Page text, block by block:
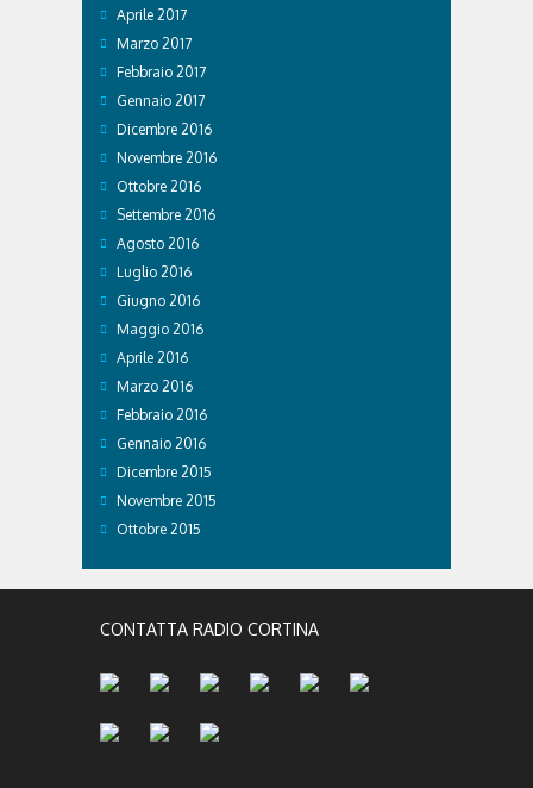
Aprile 2017
Marzo 2017
Febbraio 2017
Gennaio 2017
Dicembre 2016
Novembre 2016
Ottobre 2016
Settembre 2016
Agosto 2016
Luglio 2016
Giugno 2016
Maggio 2016
Aprile 2016
Marzo 2016
Febbraio 2016
Gennaio 2016
Dicembre 2015
Novembre 2015
Ottobre 2015
CONTATTA RADIO CORTINA